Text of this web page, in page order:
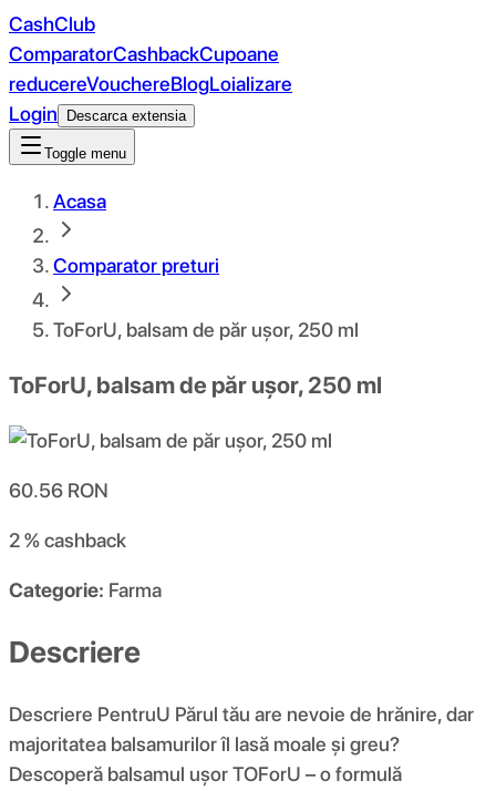
CashClub
ComparatorCashbackCupoane
reducereVouchereBlogLoializare
Login
Descarca extensia
Toggle menu
Acasa
Comparator preturi
ToForU, balsam de păr ușor, 250 ml
ToForU, balsam de păr ușor, 250 ml
60.56 RON
2 %cashback
Categorie: Farma
Descriere
Descriere PentruU Părul tău are nevoie de hrănire, dar
majoritatea balsamurilor îl lasă moale și greu?
Descoperă balsamul ușor TOForU – o formulă